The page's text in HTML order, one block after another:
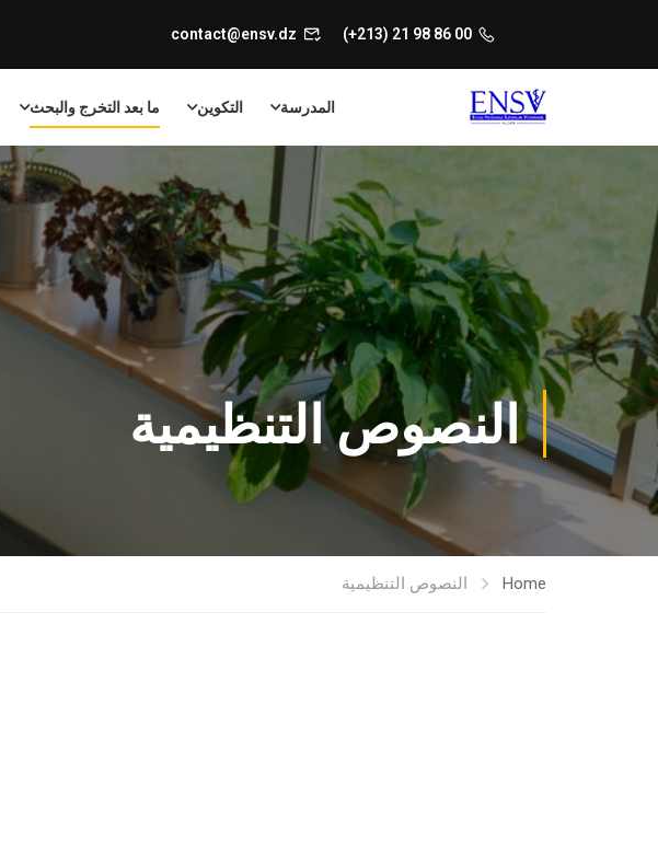
00 86 98 21 (213+)
contact@ensv.dz
المدرسة التكوين ما بعد التخرج والبحث
النصوص التنظيمية
Home النصوص التنظيمية